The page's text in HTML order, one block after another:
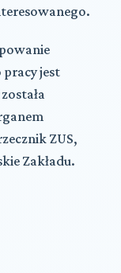
pracy jest
ZUS,
Zakładu.